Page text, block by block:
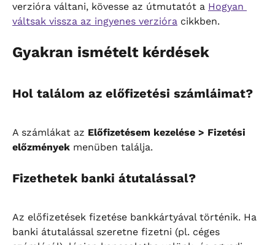
verzióra váltani, kövesse az útmutatót a Hogyan
váltsak vissza az ingyenes verzióra cikkben.
Gyakran ismételt kérdések
Hol találom az előfizetési számláimat?
A számlákat az Előfizetésem kezelése > Fizetési
előzmények menüben találja.
Fizethetek banki átutalással?
Az előfizetések fizetése bankkártyával történik. Ha
banki átutalással szeretne fizetni (pl. céges